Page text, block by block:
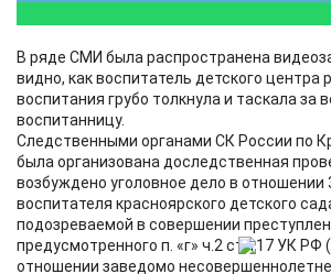
В ряде СМИ была распространена
видно, как воспитатель детского центра
воспитания грубо толкнула и таскала за
воспитанницу.
Следственными органами СК России по
была организована доследственная
возбуждено уголовное дело в отношении
воспитателя красноярского детского
подозреваемой в совершении
предусмотренного п. «г» ч.2 ст.117 УК РФ
отношении заведомо